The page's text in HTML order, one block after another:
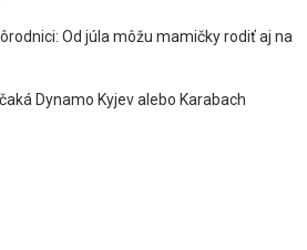
Od júla môžu mamičky rodiť aj na
Dynamo Kyjev alebo Karabach